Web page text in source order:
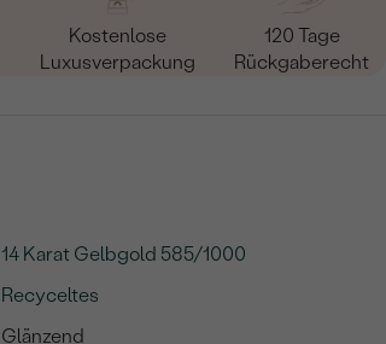
Kostenlose
Luxusverpackung
120 Tage
Rückgaberecht
14 Karat Gelbgold 585/1000
Recyceltes
Glänzend